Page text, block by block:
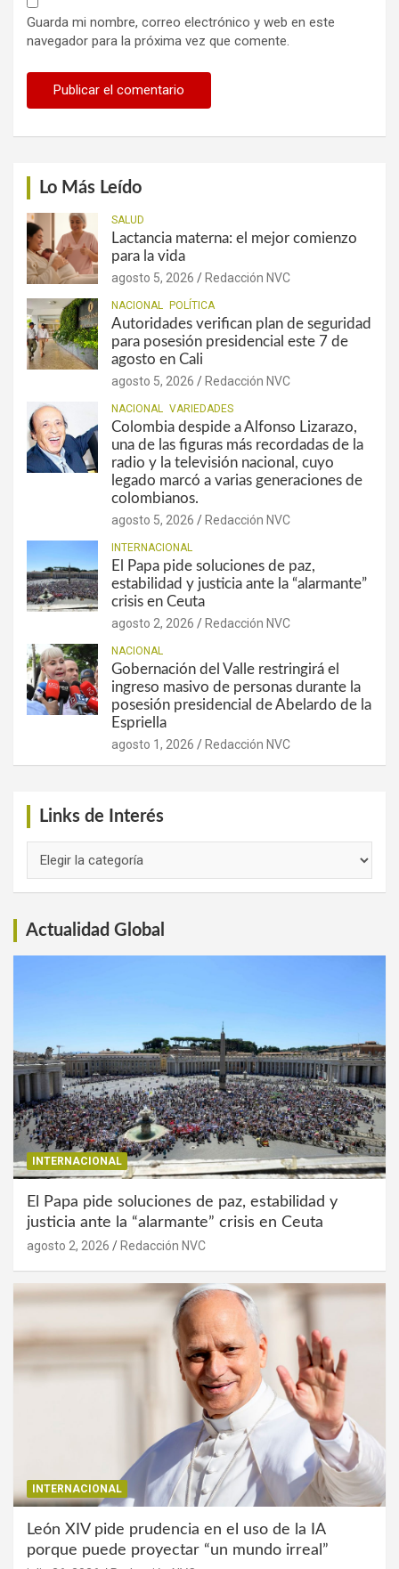
Guarda mi nombre, correo electrónico y web en este
navegador para la próxima vez que comente.
Lo Más Leído
SALUD
Lactancia materna: el mejor comienzo
para la vida
agosto 5, 2026 Redacción NVC
NACIONAL POLÍTICA
Autoridades verifican plan de seguridad
para posesión presidencial este 7 de
agosto en Cali
agosto 5, 2026 Redacción NVC
NACIONAL VARIEDADES
Colombia despide a Alfonso Lizarazo,
una de las figuras más recordadas de la
radio y la televisión nacional, cuyo
legado marcó a varias generaciones de
colombianos.
agosto 5, 2026 Redacción NVC
INTERNACIONAL
El Papa pide soluciones de paz,
estabilidad y justicia ante la “alarmante”
crisis en Ceuta
agosto 2, 2026 Redacción NVC
NACIONAL
Gobernación del Valle restringirá el
ingreso masivo de personas durante la
posesión presidencial de Abelardo de la
Espriella
agosto 1, 2026 Redacción NVC
Links de Interés
Actualidad Global
INTERNACIONAL
El Papa pide soluciones de paz, estabilidad y
justicia ante la “alarmante” crisis en Ceuta
agosto 2, 2026 Redacción NVC
INTERNACIONAL
León XIV pide prudencia en el uso de la IA
porque puede proyectar “un mundo irreal”